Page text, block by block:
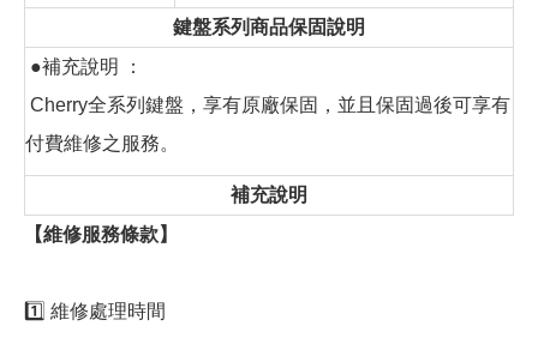
鍵盤系列商品保固說明
●補充說明 ：
Cherry全系列鍵盤，享有原廠保固，並且保固過後可享有
付費維修之服務。
補充說明
【維修服務條款】
1️⃣ 維修處理時間